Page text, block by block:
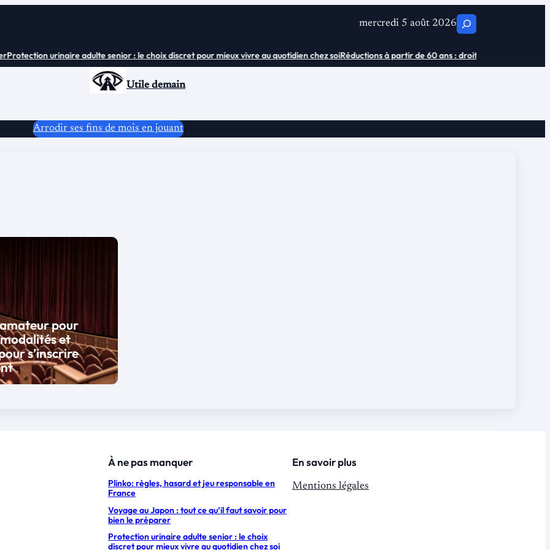
mercredi 5 août 2026C
e
urinaire adulte senior : le choix discret pour mieux vivre au quotidien chez soiRéductions à partir de 60 ans : droits et économies
Utile demain
Arrodir ses fins de mois en jouant
pour
et
s’inscrire
À ne pas manquer
Plinko: règles, hasard et jeu responsable en
France
Voyage au Japon : tout ce qu’il faut savoir pour
bien le préparer
Protection urinaire adulte senior : le choix
discret pour mieux vivre au quotidien chez soi
En savoir plus
Mentions légales